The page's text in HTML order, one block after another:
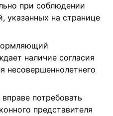
при соблюдении
указанных на странице
наличие согласия
несовершеннолетнего
потребовать
представителя